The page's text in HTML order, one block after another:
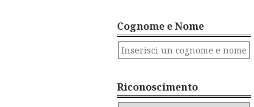
Cognome e Nome
Riconoscimento